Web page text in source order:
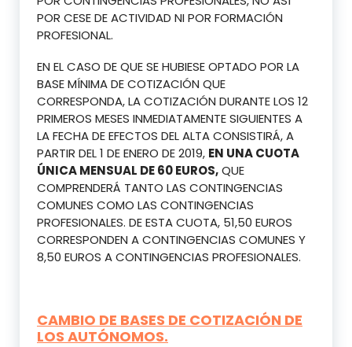
POR CESE DE ACTIVIDAD NI POR FORMACIÓN
PROFESIONAL.
EN EL CASO DE QUE SE HUBIESE OPTADO POR LA
BASE MÍNIMA DE COTIZACIÓN QUE
CORRESPONDA, LA COTIZACIÓN DURANTE LOS 12
PRIMEROS MESES INMEDIATAMENTE SIGUIENTES A
LA FECHA DE EFECTOS DEL ALTA CONSISTIRÁ, A
PARTIR DEL 1 DE ENERO DE 2019, EN UNA CUOTA
ÚNICA MENSUAL DE 60 EUROS,QUE
COMPRENDERÁ TANTO LAS CONTINGENCIAS
COMUNES COMO LAS CONTINGENCIAS
PROFESIONALES. DE ESTA CUOTA, 51,50 EUROS
CORRESPONDEN A CONTINGENCIAS COMUNES Y
8,50 EUROS A CONTINGENCIAS PROFESIONALES.
CAMBIO DE BASES DE COTIZACIÓN DE
LOS AUTÓNOMOS.